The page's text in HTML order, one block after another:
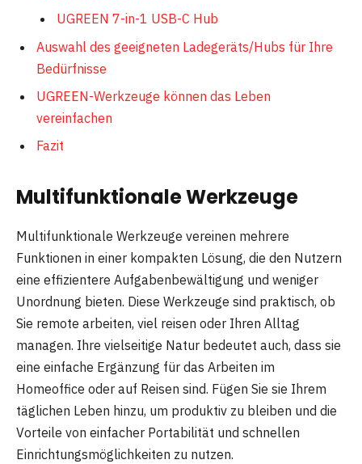
UGREEN 7-in-1 USB-C Hub
Auswahl des geeigneten Ladegeräts/Hubs für Ihre
Bedürfnisse
UGREEN-Werkzeuge können das Leben
vereinfachen
Fazit
Multifunktionale Werkzeuge
Multifunktionale Werkzeuge vereinen mehrere
Funktionen in einer kompakten Lösung, die den Nutzern
eine effizientere Aufgabenbewältigung und weniger
Unordnung bieten. Diese Werkzeuge sind praktisch, ob
Sie remote arbeiten, viel reisen oder Ihren Alltag
managen. Ihre vielseitige Natur bedeutet auch, dass sie
eine einfache Ergänzung für das Arbeiten im
Homeoffice oder auf Reisen sind. Fügen Sie sie Ihrem
täglichen Leben hinzu, um produktiv zu bleiben und die
Vorteile von einfacher Portabilität und schnellen
Einrichtungsmöglichkeiten zu nutzen.